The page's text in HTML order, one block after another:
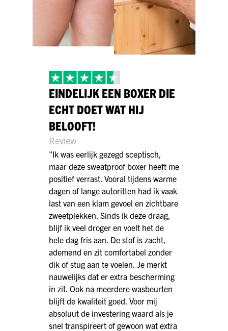
EINDELIJK EEN BOXER DIE
ECHT DOET WAT HIJ
BELOOFT!
Review
"Ik was eerlijk gezegd sceptisch,
maar deze sweatproof boxer heeft me
positief verrast. Vooral tijdens warme
dagen of lange autoritten had ik vaak
last van een klam gevoel en zichtbare
zweetplekken. Sinds ik deze draag,
blijf ik veel droger en voelt het de
hele dag fris aan. De stof is zacht,
ademend en zit comfortabel zonder
dik of stug aan te voelen. Je merkt
nauwelijks dat er extra bescherming
in zit. Ook na meerdere wasbeurten
blijft de kwaliteit goed. Voor mij
absoluut de investering waard als je
snel transpireert of gewoon wat extra